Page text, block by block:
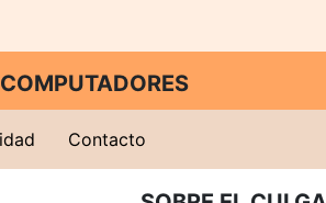
Contacto